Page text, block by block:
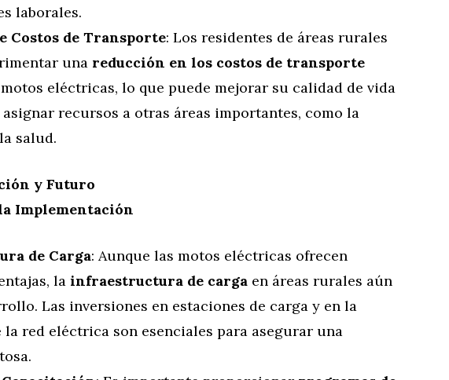
laborales.
Costos de Transporte: Los residentes de áreas rurales
una reducción en los costos de transporte
eléctricas, lo que puede mejorar su calidad de vida
recursos a otras áreas importantes, como la
salud.
y Futuro
Implementación
de Carga: Aunque las motos eléctricas ofrecen
la infraestructura de carga en áreas rurales aún
Las inversiones en estaciones de carga y en la
la red eléctrica son esenciales para asegurar una